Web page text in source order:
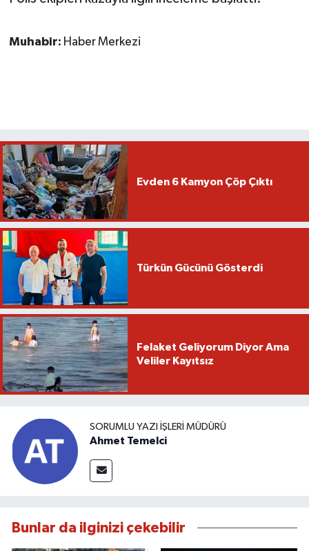
Muhabir: Haber Merkezi
Evden 6 Kamyon Çöp Çıktı
Türkün Gücünü Gösterdi
Felaket Geliyorum Diyor Ama
Veliler Kayıtsız
SORUMLU YAZI İŞLERI MÜDÜRÜ
Ahmet Temelci
Bunlar da ilginizi çekebilir